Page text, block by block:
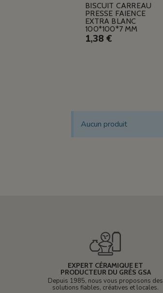
BISCUIT CARREAU
PRESSE FAIENCE
EXTRA BLANC
100*100*7 MM
1,38 €
Aucun produit
EXPERT CÉRAMIQUE ET
PRODUCTEUR DU GRÈS GSA
Depuis 1985, nous vous proposons des
solutions fiables, créatives et locales.